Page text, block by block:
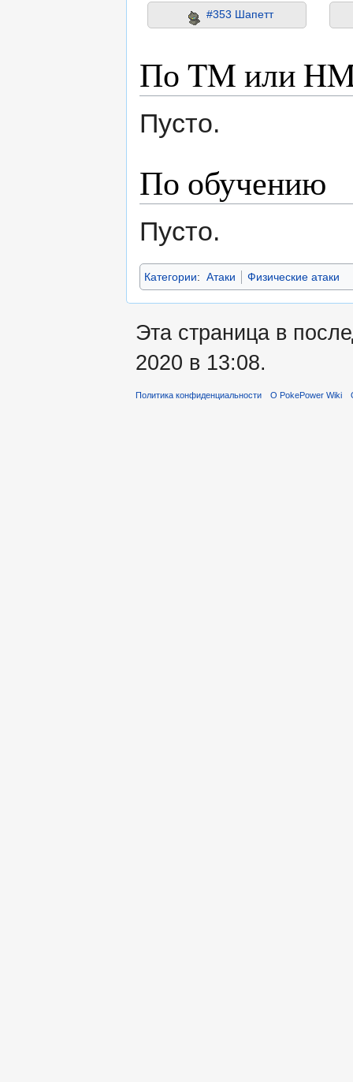
#353 Шапетт
По TM или
Пусто.
По обучению
Пусто.
Категории: Атаки Физические атаки
Эта страница в
2020 в 13:08.
Политика конфиденциальности О PokePower Wiki